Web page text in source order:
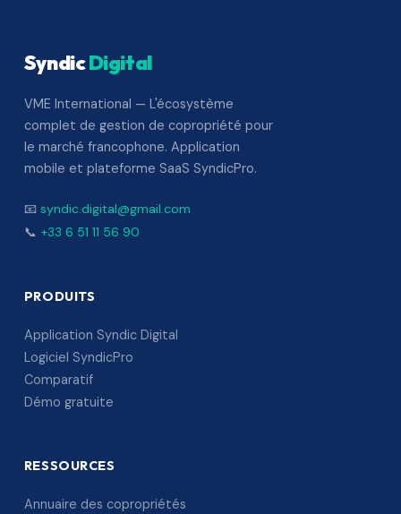
SyndicDigital
VME International — L'écosystème
complet de gestion de copropriété pour
le marché francophone. Application
mobile et plateforme SaaS SyndicPro.
📧 syndic.digital@gmail.com
📞 +33 6 51 11 56 90
PRODUITS
Application Syndic Digital
Logiciel SyndicPro
Comparatif
Démo gratuite
RESSOURCES
Annuaire des copropriétés